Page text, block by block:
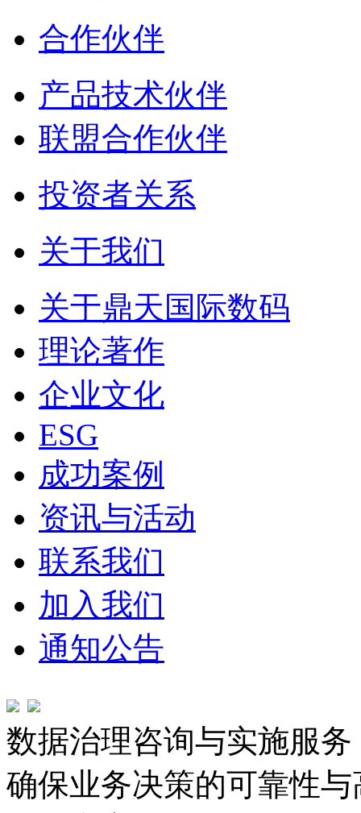
合作伙伴
产品技术伙伴
联盟合作伙伴
投资者关系
关于我们
关于鼎天国际数码
理论著作
企业文化
ESG
成功案例
资讯与活动
联系我们
加入我们
通知公告
数据治理咨询与实施服务
确保业务决策的可靠性与